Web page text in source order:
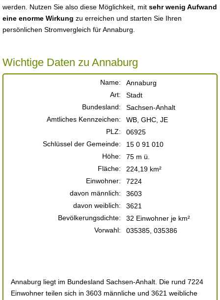
werden. Nutzen Sie also diese Möglichkeit, mit sehr wenig Aufwand
eine enorme Wirkung zu erreichen und starten Sie Ihren
persönlichen Stromvergleich für Annaburg.
Wichtige Daten zu Annaburg
Name:
Annaburg
Art:
Stadt
Bundesland:
Sachsen-Anhalt
Amtliches Kennzeichen:
WB, GHC, JE
PLZ:
06925
Schlüssel der Gemeinde:
15 0 91 010
Höhe:
75 m ü.
Fläche:
224,19 km²
Einwohner:
7224
davon männlich:
3603
davon weiblich:
3621
Bevölkerungsdichte:
32 Einwohner je km²
Vorwahl:
035385, 035386
Annaburg liegt im Bundesland Sachsen-Anhalt. Die rund 7224
Einwohner teilen sich in 3603 männliche und 3621 weibliche